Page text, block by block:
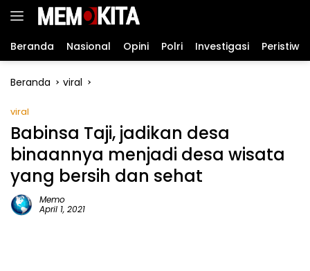
Langsung
Beranda Nasional Opini Polri Investigasi Peristiwa
Beranda viral
viral
Babinsa Taji, jadikan desa
binaannya menjadi desa wisata
yang bersih dan sehat
Memo
April 1, 2021